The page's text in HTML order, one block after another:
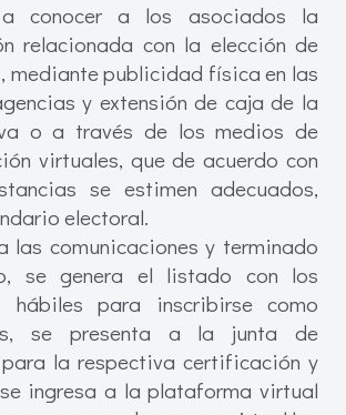
conocer a los asociados la
relacionada con la elección de
mediante publicidad física en las
y extensión de caja de la
o a través de los medios de
virtuales, que de acuerdo con
se estimen adecuados,
electoral.
las comunicaciones y terminado
se genera el listado con los
hábiles para inscribirse como
se presenta a la junta de
la respectiva certificación y
ingresa a la plataforma virtual